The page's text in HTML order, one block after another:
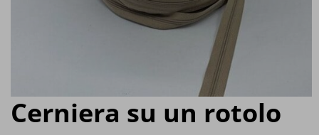
Cerniera su un rotolo